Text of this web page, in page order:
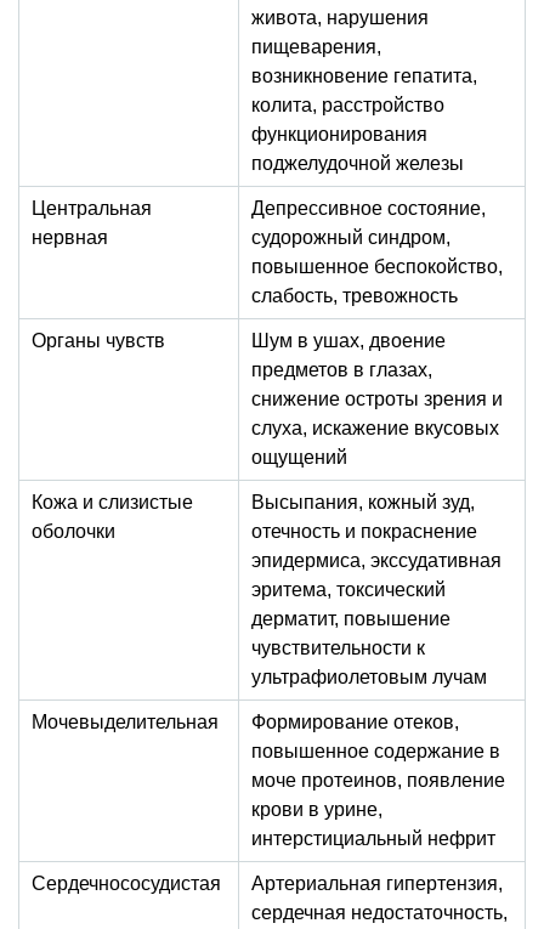
живота, нарушения
пищеварения,
возникновение гепатита,
колита, расстройство
функционирования
поджелудочной железы
Центральная
нервная
Депрессивное состояние,
судорожный синдром,
повышенное беспокойство,
слабость, тревожность
Органы чувств
Шум в ушах, двоение
предметов в глазах,
снижение остроты зрения и
слуха, искажение вкусовых
ощущений
Кожа и слизистые
оболочки
Высыпания, кожный зуд,
отечность и покраснение
эпидермиса, экссудативная
эритема, токсический
дерматит, повышение
чувствительности к
ультрафиолетовым лучам
Мочевыделительная
Формирование отеков,
повышенное содержание в
моче протеинов, появление
крови в урине,
интерстициальный нефрит
Сердечнососудистая
Артериальная гипертензия,
сердечная недостаточность,